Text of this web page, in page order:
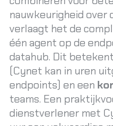
nauwkeurigheid over
verlaagt het de
één agent op de
datahub. Dit betekent
(Cynet kan in uren
endpoints) en een
teams. Een
dienstverlener met